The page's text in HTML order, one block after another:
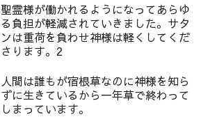
聖霊様が働かれるようになってあらゆ
る負担が軽減されていきました。サタ
ンは重荷を負わせ神様は軽くしてくだ
さります。2
人間は誰もが宿根草なのに神様を知ら
ずに生きているから一年草で終わって
しまっています。